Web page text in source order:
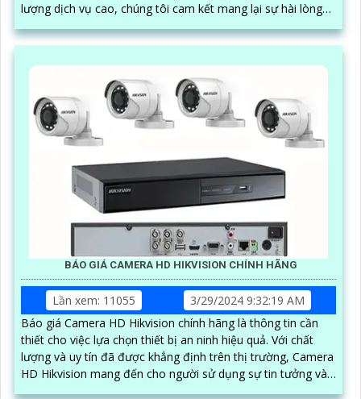
lượng dịch vụ cao, chúng tôi cam kết mang lại sự hài lòng
cho khách hàng
BÁO GIÁ CAMERA HD HIKVISION CHÍNH HÃNG
Lần xem: 11055
3/29/2024 9:32:19 AM
Báo giá Camera HD Hikvision chính hãng là thông tin cần
thiết cho việc lựa chọn thiết bị an ninh hiệu quả. Với chất
lượng và uy tín đã được khẳng định trên thị trường, Camera
HD Hikvision mang đến cho người sử dụng sự tin tưởng và
an tâm